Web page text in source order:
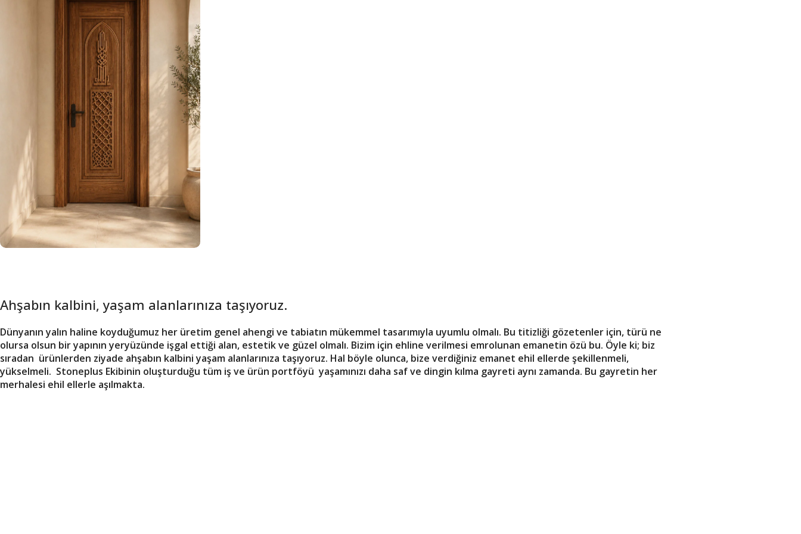
Daha Doğal
Kapıları İncele
Ahşabın kalbini, yaşam alanlarınıza taşıyoruz.
Dünyanın yalın haline koyduğumuz her üretim genel ahengi ve tabiatın mükemmel tasarımıyla uyumlu olmalı. Bu titizliği gözetenler için, türü ne
olursa olsun bir yapının yeryüzünde işgal ettiği alan, estetik ve güzel olmalı. Bizim için ehline verilmesi emrolunan emanetin özü bu. Öyle ki; biz
sıradan ürünlerden ziyade ahşabın kalbini yaşam alanlarınıza taşıyoruz. Hal böyle olunca, bize verdiğiniz emanet ehil ellerde şekillenmeli,
yükselmeli. Stoneplus Ekibinin oluşturduğu tüm iş ve ürün portföyü yaşamınızı daha saf ve dingin kılma gayreti aynı zamanda. Bu gayretin her
merhalesi ehil ellerle aşılmakta.